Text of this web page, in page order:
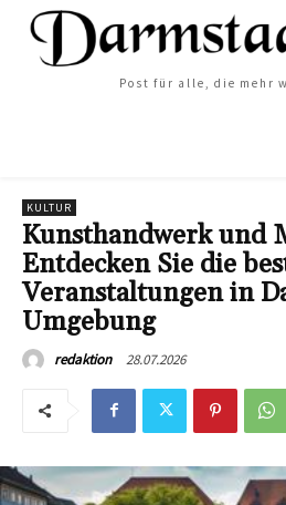
Post für alle, die mehr
KULTUR
Kunsthandwerk und
Entdecken Sie die
Veranstaltungen in
Umgebung
redaktion 28.07.2026